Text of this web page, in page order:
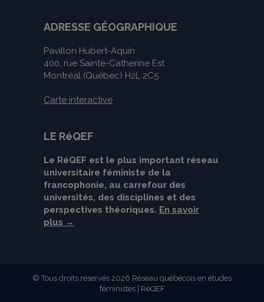
ADRESSE GÉOGRAPHIQUE
Pavillon Hubert-Aquin
400, rue Sainte-Catherine Est
Montréal (Québec) H2L 2C5
Carte interactive
LE RéQEF
Le RéQEF est le plus important réseau
universitaire féministe de la
francophonie, au carrefour des
universités, des disciplines et des
perspectives théoriques. En savoir
plus →
© Tous droits réservés 2026 Réseau québécois en études
féministes | RéQEF